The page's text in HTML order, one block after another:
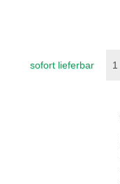
sofort lieferbar